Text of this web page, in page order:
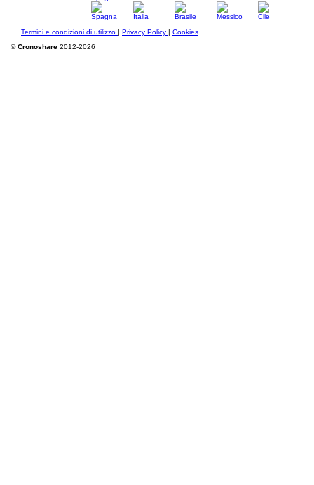
Termini e condizioni di utilizzo | Privacy Policy | Cookies
©Cronoshare 2012-2026